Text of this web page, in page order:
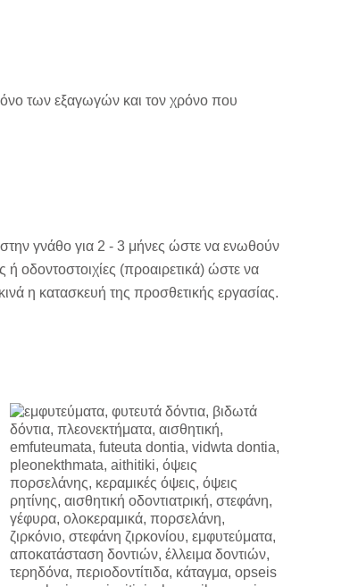
των εξαγωγών και τον χρόνο που
γνάθο για 2 - 3 μήνες ώστε να ενωθούν
οδοντοστοιχίες (προαιρετικά) ώστε να
η κατασκευή της προσθετικής εργασίας.